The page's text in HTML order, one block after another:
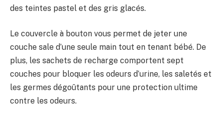
des teintes pastel et des gris glacés.
Le couvercle à bouton vous permet de jeter une
couche sale d’une seule main tout en tenant bébé. De
plus, les sachets de recharge comportent sept
couches pour bloquer les odeurs d’urine, les saletés et
les germes dégoûtants pour une protection ultime
contre les odeurs.